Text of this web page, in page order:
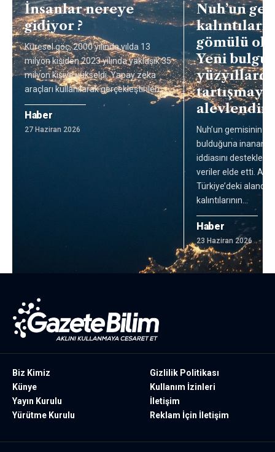
İnsanlar nereye
gidiyor ?
Küresel göç, 2000 yılında yılda 13
milyon kişiden 2023 yılında yaklaşık 35
milyon kişiye yükseldi. Yapay zeka
araçları kullanılarak gerçekleştirilen…
Haber
27 Haziran 2026
Nuh’un
kalıntıları
gömülü
Yeni
tartışmayı
Nuh’un gemisinin
bulduğuna inanan
iddiasını
veriler elde etti.
Türkiye’deki alanda
kalıntılarının
Haber
23 Haziran 2026
Biz Kimiz
Künye
Yayın Kurulu
Yürütme Kurulu
Gizlilik Politikası
Kullanım İzinleri
İletişim
Reklam İçin İletişim